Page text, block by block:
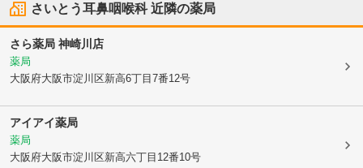
さいとう耳鼻咽喉科近隣の薬局
さら薬局 神崎川店
薬局
大阪府大阪市淀川区新高6丁目7番12号
アイアイ薬局
薬局
大阪府大阪市淀川区新高六丁目12番10号